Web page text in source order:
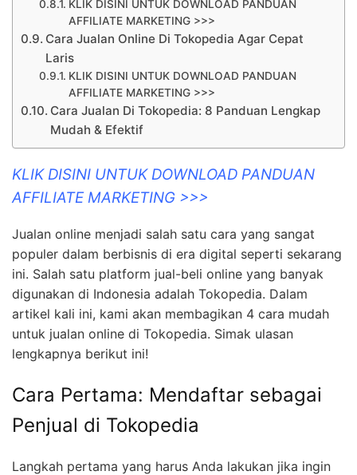
KLIK DISINI UNTUK DOWNLOAD PANDUAN
AFFILIATE MARKETING >>>
Cara Jualan Online Di Tokopedia Agar Cepat
Laris
KLIK DISINI UNTUK DOWNLOAD PANDUAN
AFFILIATE MARKETING >>>
Cara Jualan Di Tokopedia: 8 Panduan Lengkap
Mudah & Efektif
KLIK DISINI UNTUK DOWNLOAD PANDUAN
AFFILIATE MARKETING >>>
Jualan online menjadi salah satu cara yang sangat
populer dalam berbisnis di era digital seperti sekarang
ini. Salah satu platform jual-beli online yang banyak
digunakan di Indonesia adalah Tokopedia. Dalam
artikel kali ini, kami akan membagikan 4 cara mudah
untuk jualan online di Tokopedia. Simak ulasan
lengkapnya berikut ini!
Cara Pertama: Mendaftar sebagai
Penjual di Tokopedia
Langkah pertama yang harus Anda lakukan jika ingin